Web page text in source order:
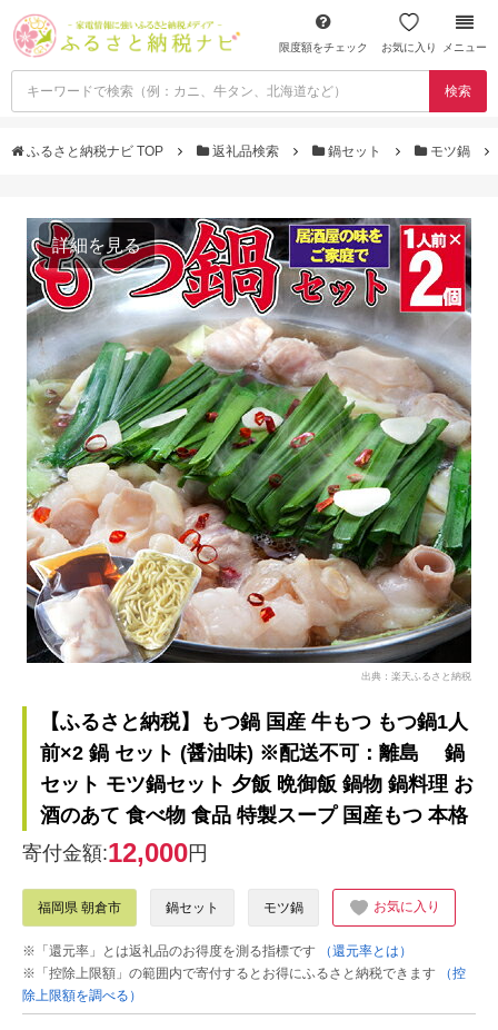
限度額をチェック お気に入り メニュー
検索
ふるさと納税ナビ TOP 返礼品検索 鍋セット モツ鍋
詳細を見る
出典：楽天ふるさと納税
【ふるさと納税】もつ鍋 国産 牛もつ もつ鍋1人
前×2 鍋 セット (醤油味) ※配送不可：離島 鍋
セット モツ鍋セット 夕飯 晩御飯 鍋物 鍋料理 お
酒のあて 食べ物 食品 特製スープ 国産もつ 本格
寄付金額:12,000円
福岡県 朝倉市 鍋セット モツ鍋 お気に入り
※「還元率」とは返礼品のお得度を測る指標です
（還元率とは）
※「控除上限額」の範囲内で寄付するとお得にふるさと納税できます
（控
除上限額を調べる）